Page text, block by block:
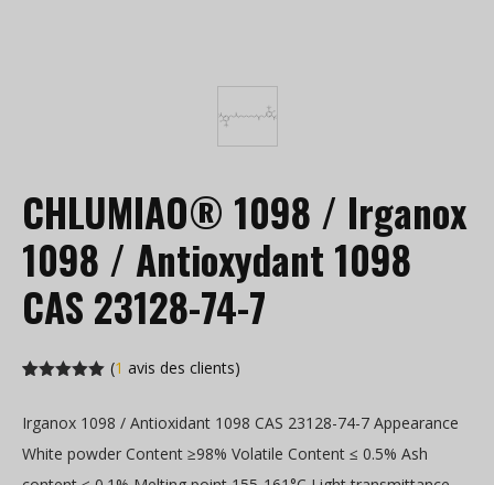
CHLUMIAO® 1098 / Irganox
1098 / Antioxydant 1098
CAS 23128-74-7
fonction de
l'évaluation
des
clients
(1 avis des clients)
Irganox 1098 / Antioxidant 1098 CAS 23128-74-7 Appearance
White powder Content ≥98% Volatile Content ≤ 0.5% Ash